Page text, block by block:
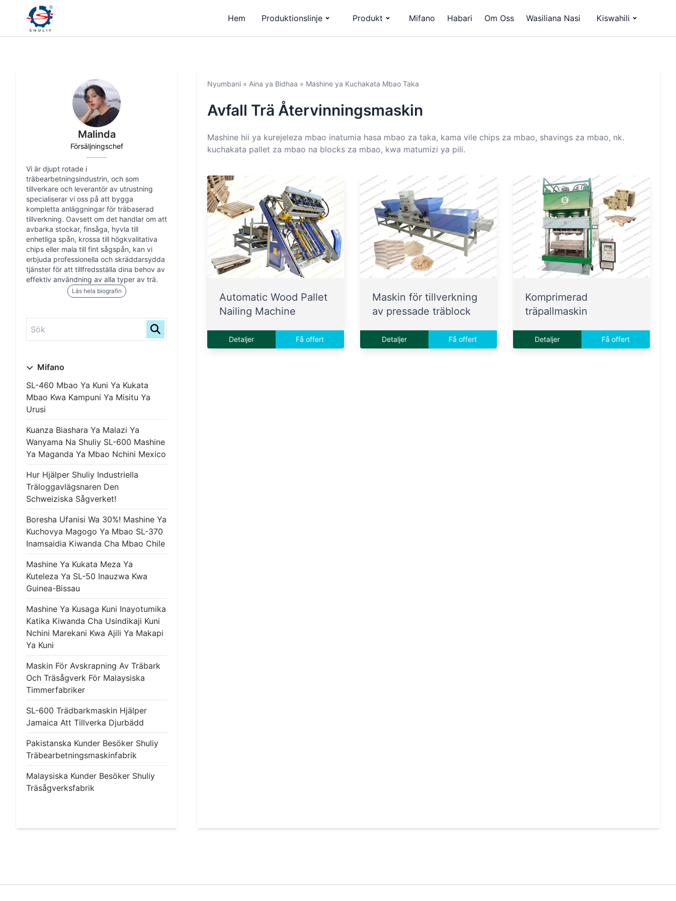
Hem Produktionslinje Produkt Mifano Habari Om Oss Wasiliana Nasi Kiswahili
Malinda
Försäljningschef
Vi är djupt rotade i
träbearbetningsindustrin, och som
tillverkare och leverantör av utrustning
specialiserar vi oss på att bygga
kompletta anläggningar för träbaserad
tillverkning. Oavsett om det handlar om att
avbarka stockar, finsåga, hyvla till
enhetliga spån, krossa till högkvalitativa
chips eller mala till fint sågspån, kan vi
erbjuda professionella och skräddarsydda
tjänster för att tillfredsställa dina behov av
effektiv användning av alla typer av trä.
Läs hela biografin
Mifano
SL-460 Mbao Ya Kuni Ya Kukata
Mbao Kwa Kampuni Ya Misitu Ya
Urusi
Kuanza Biashara Ya Malazi Ya
Wanyama Na Shuliy SL-600 Mashine
Ya Maganda Ya Mbao Nchini Mexico
Hur Hjälper Shuliy Industriella
Träloggavlägsnaren Den
Schweiziska Sågverket!
Boresha Ufanisi Wa 30%! Mashine Ya
Kuchovya Magogo Ya Mbao SL-370
Inamsaidia Kiwanda Cha Mbao Chile
Mashine Ya Kukata Meza Ya
Kuteleza Ya SL-50 Inauzwa Kwa
Guinea-Bissau
Mashine Ya Kusaga Kuni Inayotumika
Katika Kiwanda Cha Usindikaji Kuni
Nchini Marekani Kwa Ajili Ya Makapi
Ya Kuni
Maskin För Avskrapning Av Träbark
Och Träsågverk För Malaysiska
Timmerfabriker
SL-600 Trädbarkmaskin Hjälper
Jamaica Att Tillverka Djurbädd
Pakistanska Kunder Besöker Shuliy
Träbearbetningsmaskinfabrik
Malaysiska Kunder Besöker Shuliy
Träsågverksfabrik
Nyumbani » Aina ya Bidhaa » Mashine ya Kuchakata Mbao Taka
Avfall Trä Återvinningsmaskin
Mashine hii ya kurejeleza mbao inatumia hasa mbao za taka, kama vile chips za mbao, shavings za mbao, nk.
kuchakata pallet za mbao na blocks za mbao, kwa matumizi ya pili.
Automatic Wood Pallet
Nailing Machine
Detaljer Få offert
Maskin för tillverkning
av pressade träblock
Detaljer Få offert
Komprimerad
träpallmaskin
Detaljer Få offert